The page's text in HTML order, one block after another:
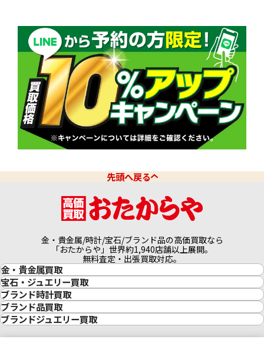
先頭へ戻る
金・貴金属/時計/宝石/ブランド品の高価買取なら
「おたからや」世界約1,940店舗以上展開。
無料査定・出張買取対応。
金・貴金属買取
金買取
金の相場価格情報
金の参考買取価格一覧
インゴット買取
インゴットの相場価格情報
24金買取
宝石・ジュエリー買取
宝石・ジュエリー買取
ダイヤモンド買取
ダイヤモンド・宝石の参考価格一覧
リング・結婚指輪買取
エメラルド買取
ブランド時計買取
時計買取
ロレックス買取
ロレックス デイトナ買取
ロレックス サブマリーナー買取
ブランド品買取
ブランド買取
ルイ・ヴィトン買取
ルイ・ヴィトン買取の参考価格一覧
ブランドジュエリー買取